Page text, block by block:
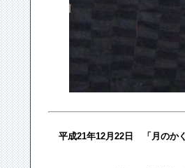
平成21年12月22日 「月のか